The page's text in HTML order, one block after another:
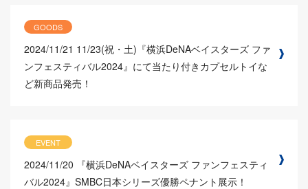
GOODS
2024/11/21 11/23(祝・土)『横浜DeNAベイスターズ ファ
ンフェスティバル2024』にて当たり付きカプセルトイな
ど新商品発売！
EVENT
2024/11/20
『横浜DeNAベイスターズ ファンフェスティ
バル2024』SMBC日本シリーズ優勝ペナント展示！